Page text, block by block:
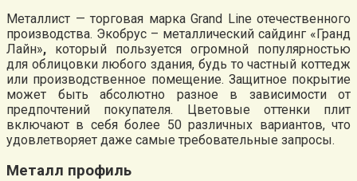
Металлист — торговая марка Grand Line отечественного
производства. Экобрус – металлический сайдинг «Гранд
Лайн», который пользуется огромной популярностью
для облицовки любого здания, будь то частный коттедж
или производственное помещение. Защитное покрытие
может быть абсолютно разное в зависимости от
предпочтений покупателя. Цветовые оттенки плит
включают в себя более 50 различных вариантов, что
удовлетворяет даже самые требовательные запросы.
Металл профиль